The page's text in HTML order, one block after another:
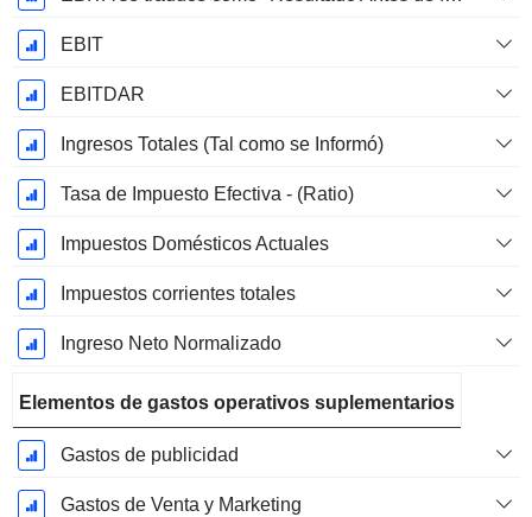
EBIT
EBITDAR
Ingresos Totales (Tal como se Informó)
Tasa de Impuesto Efectiva - (Ratio)
Impuestos Domésticos Actuales
Impuestos corrientes totales
Ingreso Neto Normalizado
Elementos de gastos operativos suplementarios
Gastos de publicidad
Gastos de Venta y Marketing